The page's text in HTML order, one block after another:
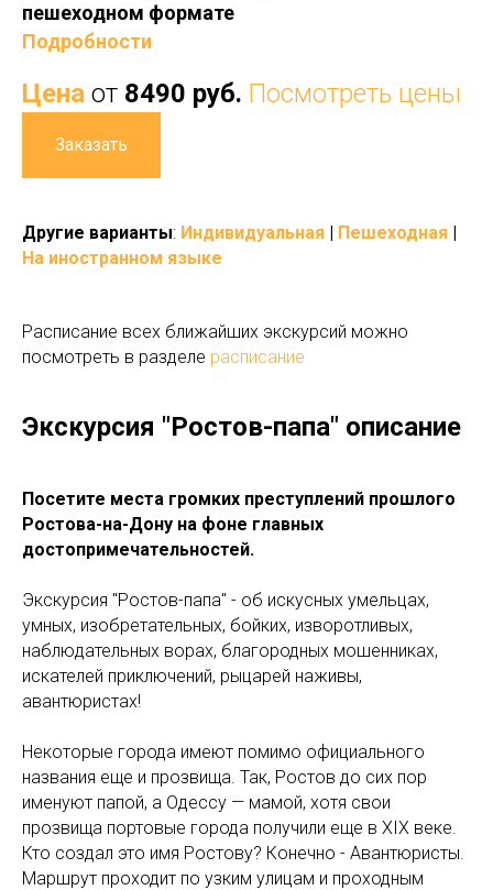
пешеходном формате
Подробности
Цена от 8490 руб. Посмотреть цены
Заказать
Другие варианты: Индивидуальная | Пешеходная |
На иностранном языке
Расписание всех ближайших экскурсий можно
посмотреть в разделе расписание
Экскурсия "Ростов-папа" описание
Посетите места громких преступлений прошлого
Ростова-на-Дону на фоне главных
достопримечательностей.
Экскурсия "Ростов-папа" - об искусных умельцах,
умных, изобретательных, бойких, изворотливых,
наблюдательных ворах, благородных мошенниках,
искателей приключений, рыцарей наживы,
авантюристах!
Некоторые города имеют помимо официального
названия еще и прозвища. Так, Ростов до сих пор
именуют папой, а Одессу — мамой, хотя свои
прозвища портовые города получили еще в XIX веке.
Кто создал это имя Ростову? Конечно - Авантюристы.
Маршрут проходит по узким улицам и проходным